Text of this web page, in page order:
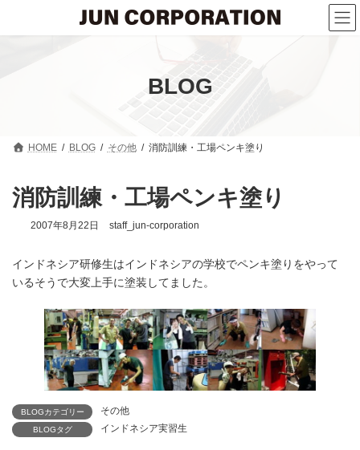
テ
ゲ
BLOG
HOME BLOG その他 消防訓練・工場ペンキ塗り
消防訓練・工場ペンキ塗り
2007年8月22日 staff_jun-corporation
インドネシア研修生はインドネシアの学校でペンキ塗りをやって
いるそうで大変上手に塗装してました。
BLOGカテゴリー その他
BLOGタグ インドネシア実習生